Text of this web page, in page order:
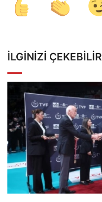
İLGINIZI ÇEKEBILIR